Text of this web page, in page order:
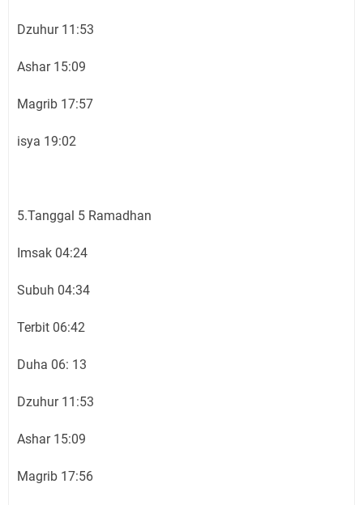
Dzuhur 11:53
Ashar 15:09
Magrib 17:57
isya 19:02
5.Tanggal 5 Ramadhan
Imsak 04:24
Subuh 04:34
Terbit 06:42
Duha 06: 13
Dzuhur 11:53
Ashar 15:09
Magrib 17:56